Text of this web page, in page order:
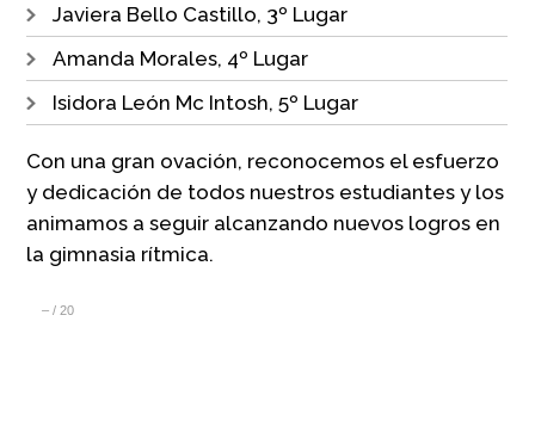
Javiera Bello Castillo, 3º Lugar
Amanda Morales, 4º Lugar
Isidora León Mc Intosh, 5º Lugar
Con una gran ovación, reconocemos el esfuerzo
y dedicación de todos nuestros estudiantes y los
animamos a seguir alcanzando nuevos logros en
la gimnasia rítmica.
– /20